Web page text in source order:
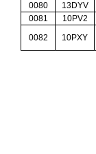
0080
13DYV
0081
10PV2
0082
10PXY